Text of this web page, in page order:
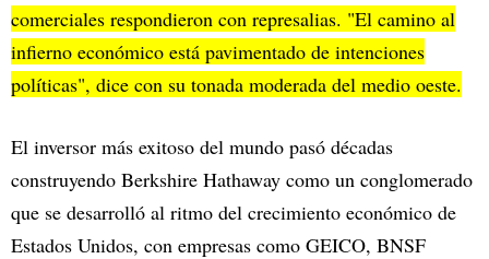
comerciales respondieron con represalias. "El camino al
infierno económico está pavimentado de intenciones
políticas", dice con su tonada moderada del medio oeste.
El inversor más exitoso del mundo pasó décadas
construyendo Berkshire Hathaway como un conglomerado
que se desarrolló al ritmo del crecimiento económico de
Estados Unidos, con empresas como GEICO, BNSF